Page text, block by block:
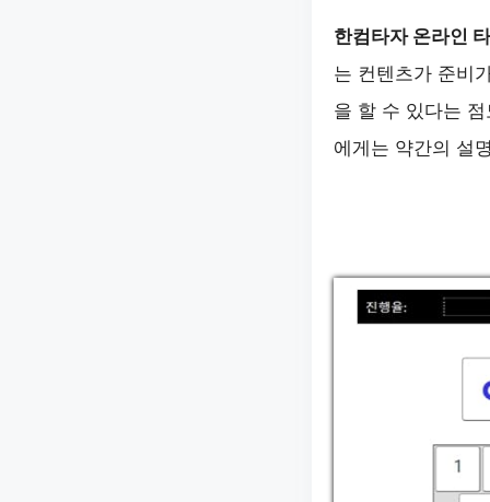
한컴타자 온라인
는 컨텐츠가 준비
을 할 수 있다는
에게는 약간의 설